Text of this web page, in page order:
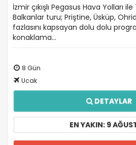
İzmir çıkışlı Pegasus Hava Yolları
Balkanlar turu; Priştine, Üsküp,
fazlasını kapsayan dolu dolu
konaklama…
8 Gün
Ucak
DETAYLAR
EN YAKIN: 9